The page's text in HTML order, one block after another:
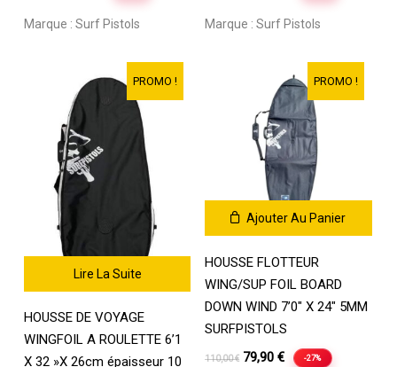
initial
249,00 €.
prix
actuel
89,00 €.
Marque : Surf Pistols
initial
255,00 €.
prix
actuel
178,00 €.
Marque :Surf Pistols
PROMO !
Lire La Suite
HOUSSE DE VOYAGE
WINGFOIL A ROULETTE 6’1
X 32 »X 26cm épaisseur 10
PROMO !
Ajouter Au Panier
HOUSSE FLOTTEUR
WING/SUP FOIL BOARD
DOWN WIND 7’0″ X 24″ 5MM
SURFPISTOLS
110,00€ Le
79,90€Le -27%